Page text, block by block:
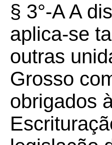
§ 3°-A A
aplica-se
outras
Grosso
obrigados